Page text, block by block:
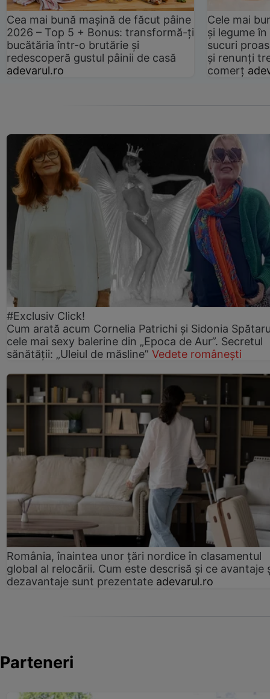
Cea mai bună mașină de făcut pâine
2026 – Top 5 + Bonus: transformă-ți
bucătăria într-o brutărie și
redescoperă gustul pâinii de casă
adevarul.ro
Cele mai
și legume
sucuri
și renunți
comerț
#Exclusiv Click!
Cum arată acum Cornelia Patrichi și Sidonia
cele mai sexy balerine din „Epoca de Aur”. Secretul
sănătății: „Uleiul de măsline” Vedete românești
România, înaintea unor țări nordice în clasamentul
global al relocării. Cum este descrisă și ce avantaje
dezavantaje sunt prezentate adevarul.ro
Parteneri